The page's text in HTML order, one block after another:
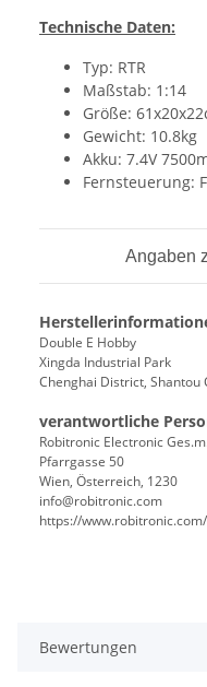
Technische Daten:
Typ: RTR
Maßstab: 1:14
Größe:
Gewicht: 10.8kg
Akku: 7.4V
Fernsteuerung:
Angaben
Double E Hobby
Xingda Industrial Park
Chenghai District, Shantou
verantwortliche
Robitronic Electronic
Pfarrgasse 50
Wien, Österreich, 1230
info@robitronic.com
https://www.robitronic.com/
Bewertungen